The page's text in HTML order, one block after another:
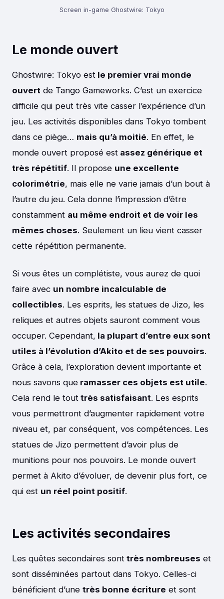
Screen in-game Ghostwire: Tokyo
Le monde ouvert
Ghostwire: Tokyo est le premier vrai monde
ouvert de Tango Gameworks. C’est un exercice
difficile qui peut très vite casser l’expérience d’un
jeu. Les activités disponibles dans Tokyo tombent
dans ce piège… mais qu’à moitié. En effet, le
monde ouvert proposé est assez générique et
très répétitif. Il propose une excellente
colorimétrie, mais elle ne varie jamais d’un bout à
l’autre du jeu. Cela donne l’impression d’être
constamment au même endroit et de voir les
mêmes choses. Seulement un lieu vient casser
cette répétition permanente.
Si vous êtes un complétiste, vous aurez de quoi
faire avec un nombre incalculable de
collectibles. Les esprits, les statues de Jizo, les
reliques et autres objets sauront comment vous
occuper. Cependant, la plupart d’entre eux sont
utiles à l’évolution d’Akito et de ses pouvoirs.
Grâce à cela, l’exploration devient importante et
nous savons que ramasser ces objets est utile.
Cela rend le tout très satisfaisant. Les esprits
vous permettront d’augmenter rapidement votre
niveau et, par conséquent, vos compétences. Les
statues de Jizo permettent d’avoir plus de
munitions pour nos pouvoirs. Le monde ouvert
permet à Akito d’évoluer, de devenir plus fort, ce
qui est un réel point positif.
Les activités secondaires
Les quêtes secondaires sont très nombreuses et
sont disséminées partout dans Tokyo. Celles-ci
bénéficient d’une très bonne écriture et sont